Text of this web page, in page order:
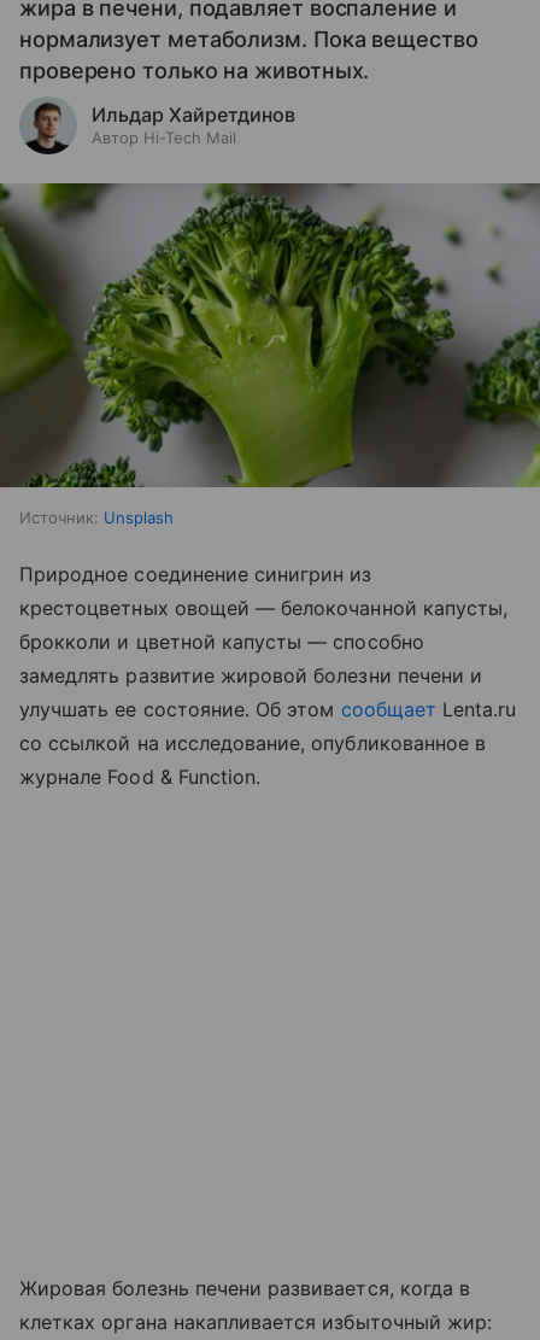
жира в печени, подавляет воспаление и
нормализует метаболизм. Пока вещество
проверено только на животных.
Ильдар Хайретдинов
Автор Hi-Tech Mail
Источник: Unsplash
Природное соединение синигрин из
крестоцветных овощей — белокочанной капусты,
брокколи и цветной капусты — способно
замедлять развитие жировой болезни печени и
улучшать ее состояние. Об этом сообщает Lenta.ru
со ссылкой на исследование, опубликованное в
журнале Food & Function.
Жировая болезнь печени развивается, когда в
клетках органа накапливается избыточный жир: